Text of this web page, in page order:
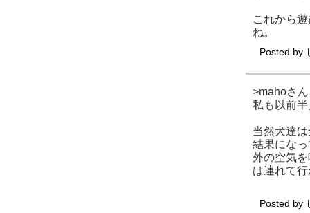
これから
ね。
Posted by
>mahoさん
私も以前
当然犬達
結果にな
外の空気
は連れて
Posted by